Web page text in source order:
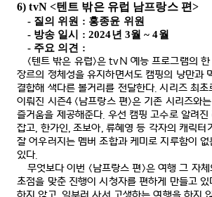
6) tvN <텐트 밖은 유럽 남프랑스 편>
- 질의 위원 : 홍종윤 위원
- 방송 일시 : 2024년 3월 ~ 4월
- 주요 의견 :
<텐트 밖은 유럽>은 tvN 예능 프로그램의
장르의 정체성을 유지하면서도 캠핑의 낭만과
결합해 색다른 볼거리를 전달한다.시리즈 최초
이뤄진 시즌4 <남프랑스 편>은 기존 시리즈와
즐거움을 제공해준다. 우선 캠핑 고수로 알려
잡고, 한가인,조보아, 류혜영 등 각자의 캐릭터
잘 어우러지는 멤버 조합과 케미로 지루함이
있다.
무엇보다 이번 <남프랑스 편>은 여행 그 자
초점을 맞춘 진행이 시청자를 편하게 만들고 있